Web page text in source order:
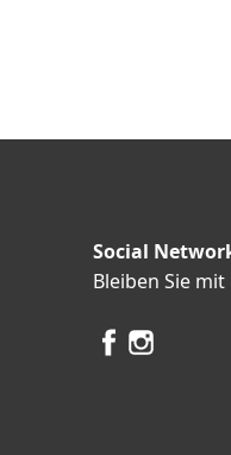
Social
Bleiben Sie